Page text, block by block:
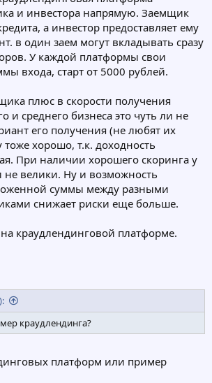
и инвестора напрямую. Заемщик
а инвестор предоставляет ему
в один заем могут вкладывать сразу
У каждой платформы свои
входа, старт от 5000 рублей.
плюс в скорости получения
и среднего бизнеса это чуть ли не
его получения (не любят их
хорошо, т.к. доходность
При наличии хорошего скоринга у
велики. Ну и возможность
суммы между разными
снижает риски еще больше.
краудлендинговой платформе.
краудлендинга?
платформ или пример